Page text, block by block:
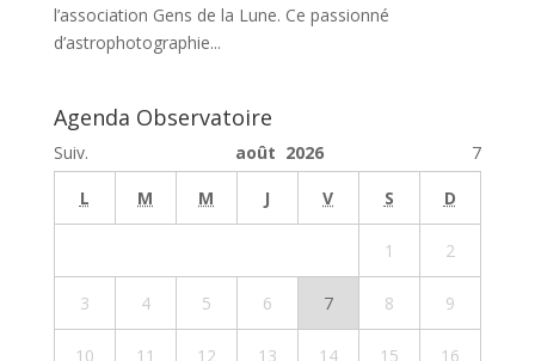
l’association Gens de la Lune. Ce passionné
d’astrophotographie...
Agenda Observatoire
Suiv. 7
août 2026
L
M M J V S D
1 2
3 4 5 6 7 8 9
10 11 12 13 14 15 16